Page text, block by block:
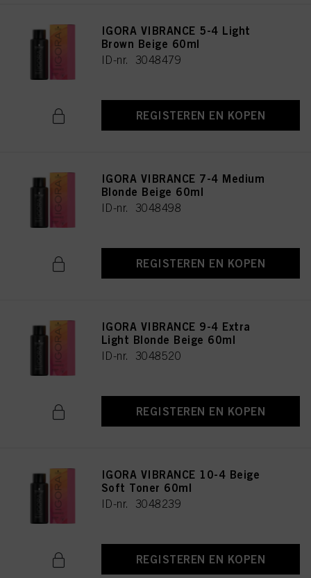
IGORA VIBRANCE 5-4 Light
Brown Beige 60ml
ID-nr. 3048479
REGISTEREN EN KOPEN
IGORA VIBRANCE 7-4 Medium
Blonde Beige 60ml
ID-nr. 3048498
REGISTEREN EN KOPEN
IGORA VIBRANCE 9-4 Extra
Light Blonde Beige 60ml
ID-nr. 3048520
REGISTEREN EN KOPEN
IGORA VIBRANCE 10-4 Beige
Soft Toner 60ml
ID-nr. 3048239
REGISTEREN EN KOPEN